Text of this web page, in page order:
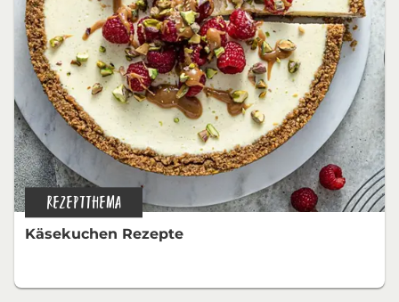
REZEPTTHEMA
Käsekuchen Rezepte